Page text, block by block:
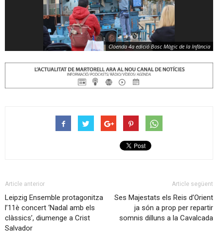
Cloenda 4a edició Bosc Màgic de la Infància
Article anterior
Leipzig Ensemble protagonitza
l’11è concert ‘Nadal amb els
clàssics’, diumenge a Crist
Salvador
Article següent
Ses Majestats els Reis d’Orient
ja són a prop per repartir
somnis dilluns a la Cavalcada